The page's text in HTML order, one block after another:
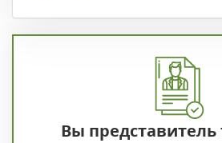
Вы представитель